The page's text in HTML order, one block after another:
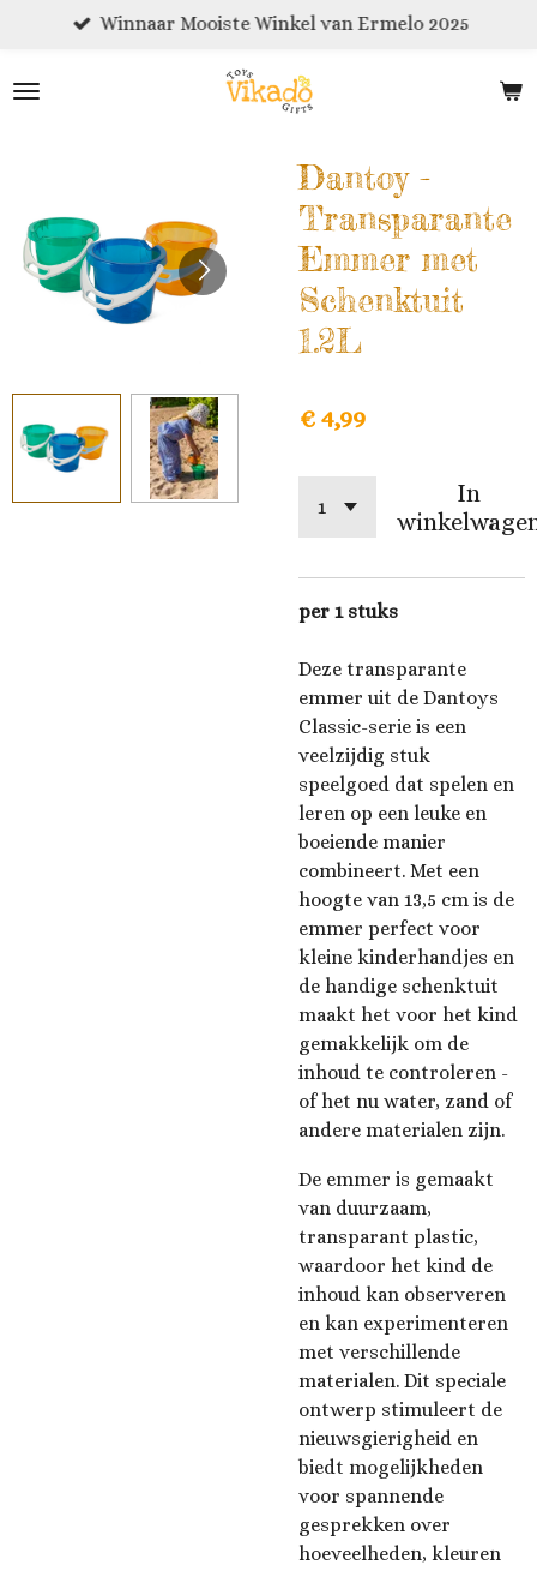
naar
Winnaar Mooiste Winkel van Ermelo 2025
Dantoy -
Transparante
Emmer met
Schenktuit
1.2L
€ 4,99
In
per 1 stuks
Deze transparante
emmer uit de Dantoys
Classic-serie is een
veelzijdig stuk
speelgoed dat spelen en
leren op een leuke en
boeiende manier
combineert. Met een
hoogte van 13,5 cm is de
emmer perfect voor
kleine kinderhandjes en
de handige schenktuit
maakt het voor het kind
gemakkelijk om de
inhoud te controleren -
of het nu water, zand of
andere materialen zijn.
De emmer is gemaakt
van duurzaam,
transparant plastic,
waardoor het kind de
inhoud kan observeren
en kan experimenteren
met verschillende
materialen. Dit speciale
ontwerp stimuleert de
nieuwsgierigheid en
biedt mogelijkheden
voor spannende
gesprekken over
hoeveelheden, kleuren